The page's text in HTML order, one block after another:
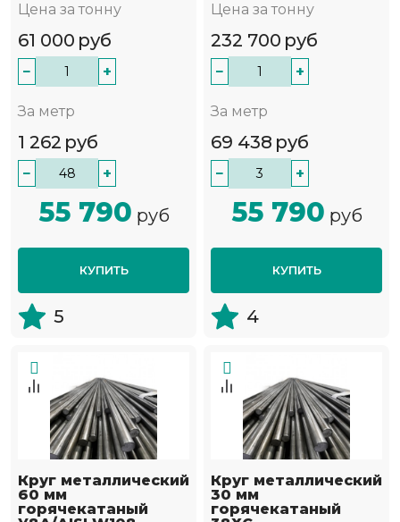
Цена за тонну
61 000 руб
− +
За метр
1 262 руб
− +
55 790 руб
КУПИТЬ
5
Цена за тонну
232 700 руб
− +
За метр
69 438 руб
− +
55 790 руб
КУПИТЬ
4
Круг металлический
60 мм
горячекатаный
Круг металлический
30 мм
горячекатаный